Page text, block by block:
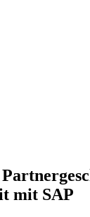
mit SAP